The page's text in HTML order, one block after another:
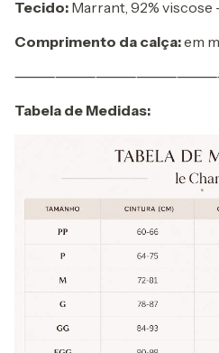
Tecido: Marrant, 92% viscose
Comprimento da calça:em
Tabela de Medidas: